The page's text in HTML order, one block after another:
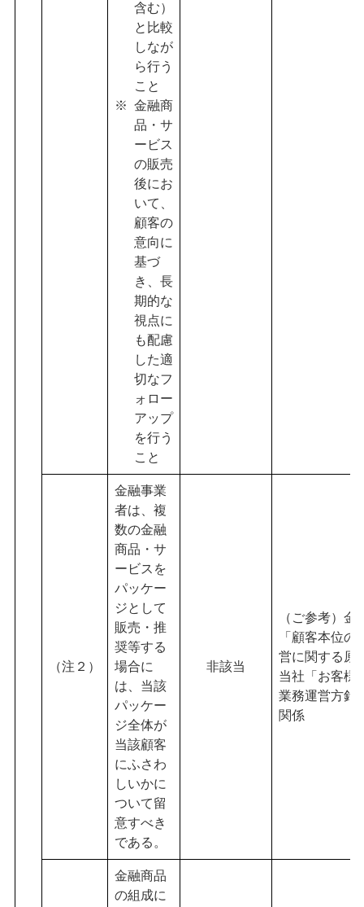
含む）
と比較
しなが
ら行う
こと
金融商
品・サ
ービス
の販売
後にお
いて、
顧客の
意向に
基づ
き、長
期的な
視点に
も配慮
した適
切なフ
ォロー
アップ
を行う
こと
（注２）
金融事業
者は、複
数の金融
商品・サ
ービスを
パッケー
ジとして
販売・推
奨等する
場合に
は、当該
パッケー
ジ全体が
当該顧客
にふさわ
しいかに
ついて留
意すべき
である。
非該当
（ご参考）金
「顧客本位の
営に関する原
当社「お客様
業務運営方針
関係
金融商品
の組成に